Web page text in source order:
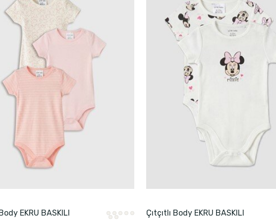
EKRU BASKILI Çıtçıtlı Body EKRU BASKILI